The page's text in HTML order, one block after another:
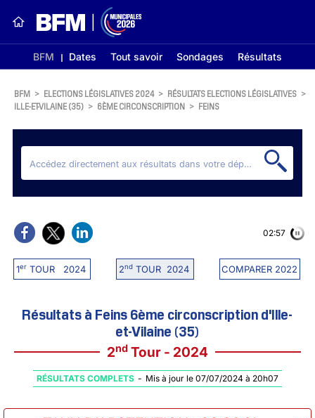
BFM Dates Tout savoir Sondages Résultats
BFM > ELECTIONS LÉGISLATIVES 2024 > RÉSULTATS ELECTIONS LÉGISLATIVES >
ILLE-ET-VILAINE (35) > 6ÈME CIRCONSCRIPTION > FEINS
1erTOUR 2024 2ndTOUR 2024 COMPARER 2022
02:56
Résultats à Feins 6ème circonscription d'Ille-
et-Vilaine (35)
2nd Tour - 2024
RÉSULTATS COMPLETS - Mis à jour le 07/07/2024 à 20h07